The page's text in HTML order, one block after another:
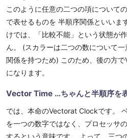
このように任意の二つの項について
で表せるものを 半順序関係といいま
けでは、「比較不能」という状態が
ん。 (スカラーは二つの数について
関係を持つため) このため、後の方
になります。
Vector Time …ちゃんと半順序を
では、本命のVectorat Clockです。
を一つの数字ではなく、プロセッサ
するという意味です。 よって、三つ